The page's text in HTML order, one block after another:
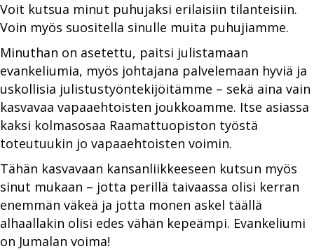
Voit kutsua minut puhujaksi erilaisiin tilanteisiin.
Voin myös suositella sinulle muita puhujiamme.
Minuthan on asetettu, paitsi julistamaan
evankeliumia, myös johtajana palvelemaan hyviä ja
uskollisia julistustyöntekijöitämme – sekä aina vain
kasvavaa vapaaehtoisten joukkoamme. Itse asiassa
kaksi kolmasosaa Raamattuopiston työstä
toteutuukin jo vapaaehtoisten voimin.
Tähän kasvavaan kansanliikkeeseen kutsun myös
sinut mukaan – jotta perillä taivaassa olisi kerran
enemmän väkeä ja jotta monen askel täällä
alhaallakin olisi edes vähän kepeämpi. Evankeliumi
on Jumalan voima!